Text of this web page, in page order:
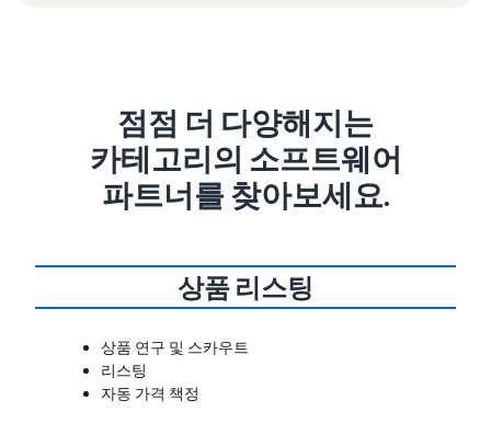
점점 더 다양해지는
카테고리의 소프트웨어
파트너를 찾아보세요.
상품 리스팅
상품 연구 및 스카우트
리스팅
자동 가격 책정